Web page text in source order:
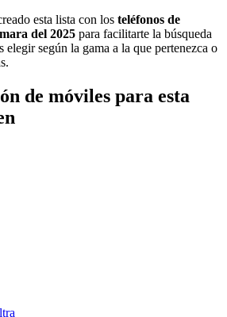
esta lista con los teléfonos de
del 2025 para facilitarte la búsqueda
elegir según la gama a la que pertenezca o
de móviles para esta